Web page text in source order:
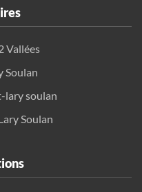
Vallées
Soulan
lary soulan
Soulan